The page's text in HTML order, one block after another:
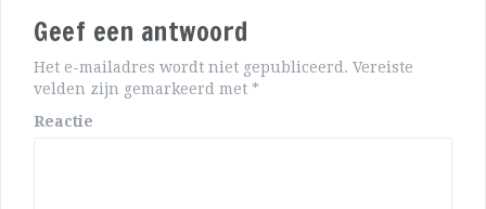
Geef een antwoord
Het e-mailadres wordt niet gepubliceerd. Vereiste
velden zijn gemarkeerd met *
Reactie